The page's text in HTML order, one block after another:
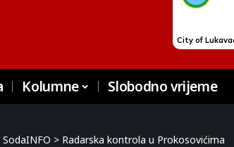
Kolumne Slobodno vrijeme
SodaINFO > Radarska kontrola u Prokosovićima